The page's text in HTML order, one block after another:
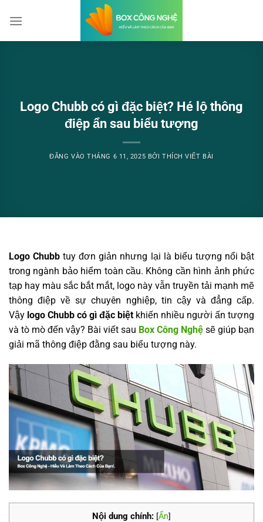
qua
Logo Chubb có gì đặc biệt? Hé lộ thông
điệp ẩn sau biểu tượng
ĐĂNG VÀOTHÁNG 6 11, 2025 BỞI THÍCH VIẾT BÀI
Logo Chubb tuy đơn giản nhưng lại là biểu tượng nổi bật
trong ngành bảo hiểm toàn cầu. Không cần hình ảnh phức
tạp hay màu sắc bắt mắt, logo này vẫn truyền tải mạnh mẽ
thông điệp về sự chuyên nghiệp, tin cậy và đẳng cấp.
Vậy logo Chubb có gì đặc biệt khiến nhiều người ấn tượng
và tò mò đến vậy? Bài viết sau Box Công Nghệ sẽ giúp bạn
giải mã thông điệp đằng sau biểu tượng này.
Nội dung chính: [Ẩn]